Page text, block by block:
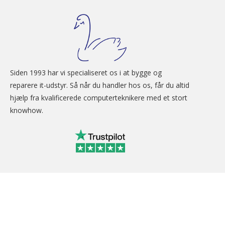
Siden 1993 har vi specialiseret os i at bygge og
reparere it-udstyr. Så når du handler hos os, får du altid
hjælp fra kvalificerede computerteknikere med et stort
knowhow.